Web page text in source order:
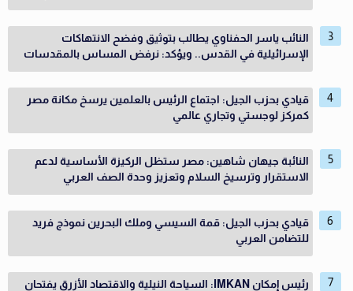
النائب ياسر الحفناوي يطالب بتوثيق وفضح الانتهاكات
الإسرائيلية في القدس.. ويؤكد: نرفض المساس بالمقدسات
قيادي بحزب الجيل: اجتماع الرئيس بالعلمين يرسخ مكانة مصر
كمركز لوجستي وتجاري عالمي
النائبة جيهان شاهين: مصر ستظل الركيزة الأساسية لدعم
الاستقرار وترسيخ السلام وتعزيز وحدة الصف العربي
قيادي بحزب الجيل: قمة السيسي وملك البحرين نموذج فريد
للتضامن العربي
رئيس إمكان IMKAN: السياحة النيلية والاقتصاد الأزرق يفتحان